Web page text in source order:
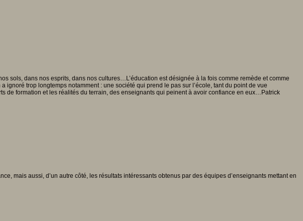
sols, dans nos esprits, dans nos cultures…L’éducation est désignée à la fois comme remède et comme
trop longtemps notamment : une société qui prend le pas sur l’école, tant du point de vue
de formation et les réalités du terrain, des enseignants qui peinent à avoir confiance en eux…Patrick
mais aussi, d’un autre côté, les résultats intéressants obtenus par des équipes d’enseignants mettant en